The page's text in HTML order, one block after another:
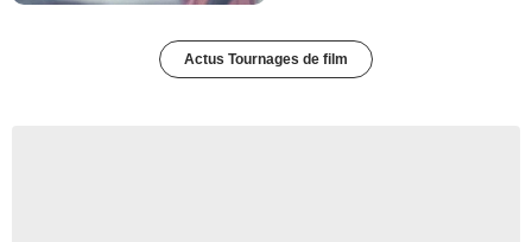
Actus Tournages de film